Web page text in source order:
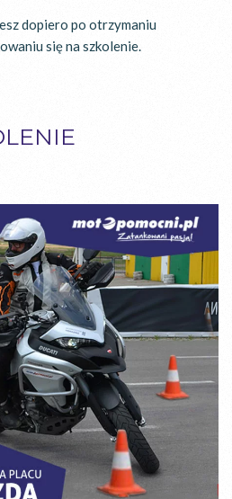
dopiero po otrzymaniu
się na szkolenie.